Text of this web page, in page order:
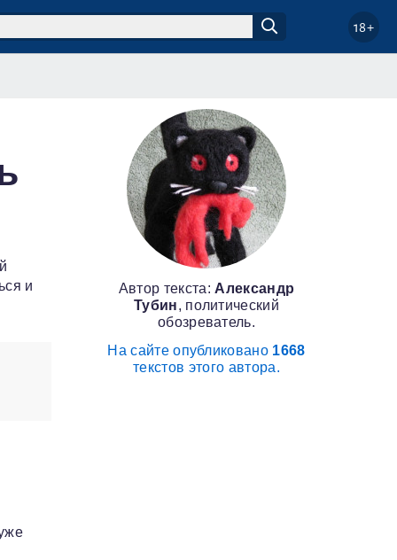
18+
и
Автор текста: Александр
Тубин, политический
обозреватель.
На сайте опубликовано 1668
текстов этого автора.